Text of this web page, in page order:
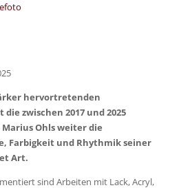
hervortretenden
zwischen 2017 und 2025
Ohls weiter die
Farbigkeit und Rhythmik seiner
Art.
sind Arbeiten mit Lack, Acryl,